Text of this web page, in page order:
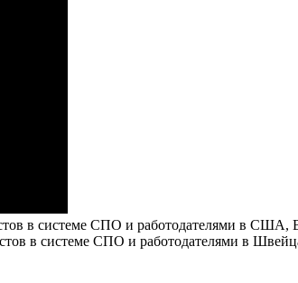
в системе СПО и работодателями в
в системе СПО и работодателями в